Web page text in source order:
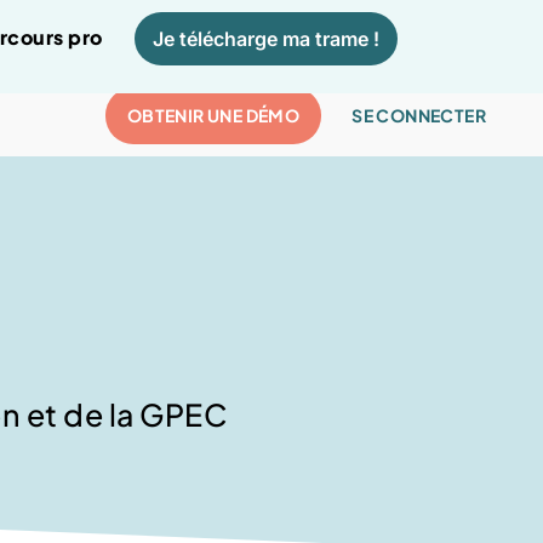
pro Je télécharge ma trame !
OBTENIR UNE DÉMO SE CONNECTER
et de la GPEC